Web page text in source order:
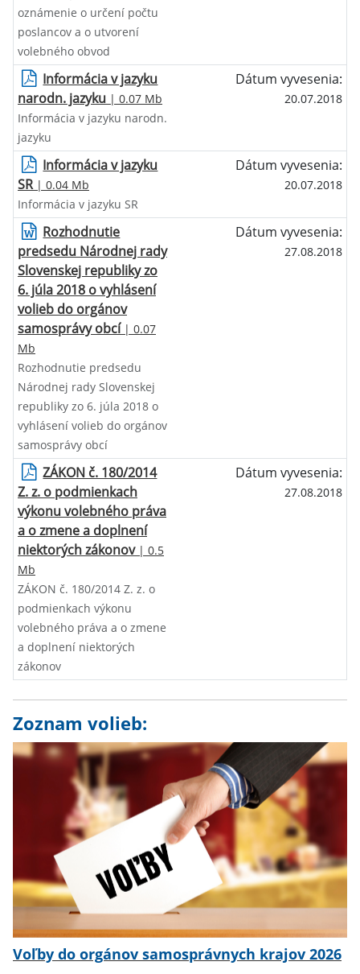
oznámenie o určení počtu
poslancov a o utvorení
volebného obvod
Informácia v jazyku
narodn. jazyku | 0.07 Mb
Dátum vyvesenia:
20.07.2018
Informácia v jazyku narodn.
jazyku
Informácia v jazyku
SR| 0.04 Mb
Dátum vyvesenia:
20.07.2018
Informácia v jazyku SR
Rozhodnutie
predsedu Národnej rady
Slovenskej republiky zo
6. júla 2018 o vyhlásení
volieb do orgánov
samosprávy obcí| 0.07
Mb
Dátum vyvesenia:
27.08.2018
Rozhodnutie predsedu
Národnej rady Slovenskej
republiky zo 6. júla 2018 o
vyhlásení volieb do orgánov
samosprávy obcí
ZÁKON č. 180/2014
Z. z. o podmienkach
výkonu volebného práva
a o zmene a doplnení
niektorých zákonov| 0.5
Mb
Dátum vyvesenia:
27.08.2018
ZÁKON č. 180/2014 Z. z. o
podmienkach výkonu
volebného práva a o zmene
a doplnení niektorých
zákonov
Zoznam volieb:
Voľby do orgánov samosprávnych krajov 2026